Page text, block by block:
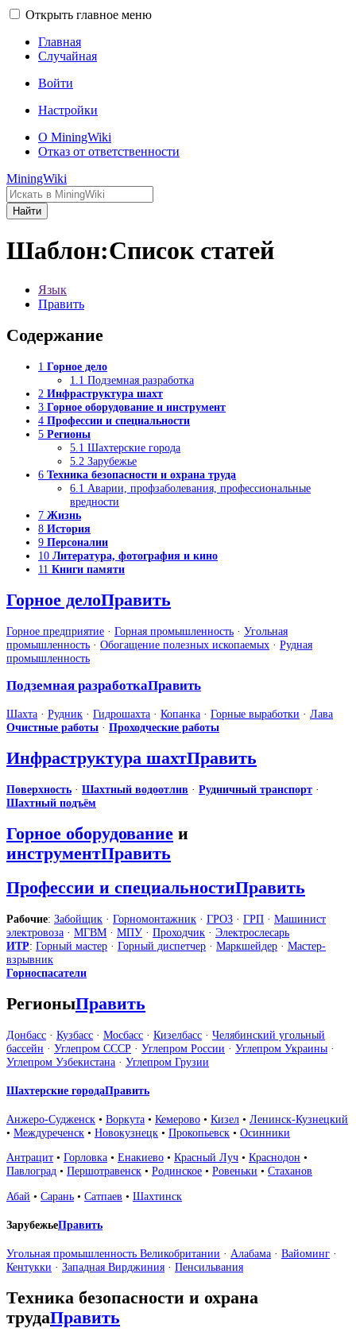
Открыть главное меню
Главная
Случайная
Войти
Настройки
О MiningWiki
Отказ от ответственности
MiningWiki
Найти
Шаблон:Список статей
Язык
Править
Содержание
1 Горное дело
1.1 Подземная разработка
2 Инфраструктура шахт
3 Горное оборудование и инструмент
4 Профессии и специальности
5 Регионы
5.1 Шахтерские города
5.2 Зарубежье
6 Техника безопасности и охрана труда
6.1 Аварии, профзаболевания, профессиональные
вредности
7 Жизнь
8 История
9 Персоналии
10 Литература, фотография и кино
11 Книги памяти
Горное делоПравить
Горное предприятие · Горная промышленность · Угольная
промышленность · Обогащение полезных ископаемых · Рудная
промышленность
Подземная разработкаПравить
Шахта · Рудник · Гидрошахта · Копанка · Горные выработки · Лава
Очистные работы · Проходческие работы
Инфраструктура шахтПравить
Поверхность · Шахтный водоотлив · Рудничный транспорт ·
Шахтный подъём
Горное оборудование и
инструментПравить
Профессии и специальностиПравить
Рабочие: Забойщик · Горномонтажник · ГРОЗ · ГРП · Машинист
электровоза · МГВМ · МПУ · Проходчик · Электрослесарь
ИТР: Горный мастер · Горный диспетчер · Маркшейдер · Мастер-
взрывник
Горноспасатели
РегионыПравить
Донбасс · Кузбасс · Мосбасс · Кизелбасс · Челябинский угольный
бассейн · Углепром СССР · Углепром России · Углепром Украины ·
Углепром Узбекистана · Углепром Грузии
Шахтерские городаПравить
Анжеро-Судженск • Воркута • Кемерово • Кизел • Ленинск-Кузнецкий
• Междуреченск • Новокузнецк • Прокопьевск • Осинники
Антрацит • Горловка • Енакиево • Красный Луч • Краснодон •
Павлоград • Першотравенск • Родинское • Ровеньки • Стаханов
Абай • Сарань • Сатпаев • Шахтинск
ЗарубежьеПравить
Угольная промышленность Великобритании · Алабама · Вайоминг ·
Кентукки · Западная Вирджиния · Пенсильвания
Техника безопасности и охрана
трудаПравить